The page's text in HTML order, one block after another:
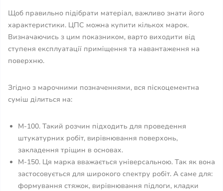
Щоб правильно підібрати матеріал, важливо знати його
характеристики. ЦПС можна купити кількох марок.
Визначаючись з цим показником, варто виходити від
ступеня експлуатації приміщення та навантаження на
поверхню.
Згідно з марочними позначеннями, вся піскоцементна
суміш ділиться на:
М-100. Такий розчин підходить для проведення
штукатурних робіт, вирівнювання поверхонь,
закладення тріщин в основах.
М-150. Ця марка вважається універсальною. Так як вона
застосовується для широкого спектру робіт. А саме для:
формування стяжок, вирівнювання підлоги, кладки